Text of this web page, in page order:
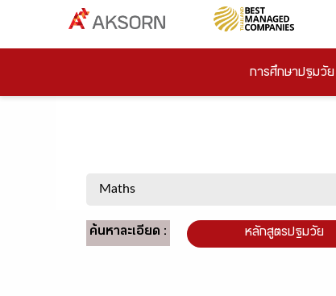
การศึกษาปฐมวัย
ค้นหาละเอียด : หลักสูตรปฐมวัย